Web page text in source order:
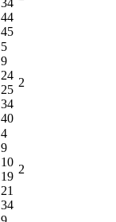
44
45
5
9
24
25
34
40
2
4
9
10
19
21
34
2